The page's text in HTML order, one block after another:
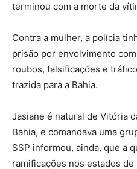
terminou com a morte da
Contra a mulher, a polícia
prisão por envolvimento
roubos, falsificações e
trazida para a Bahia.
Jasiane é natural de Vitória
Bahia, e comandava uma
SSP informou, ainda, que a
ramificações nos estados de